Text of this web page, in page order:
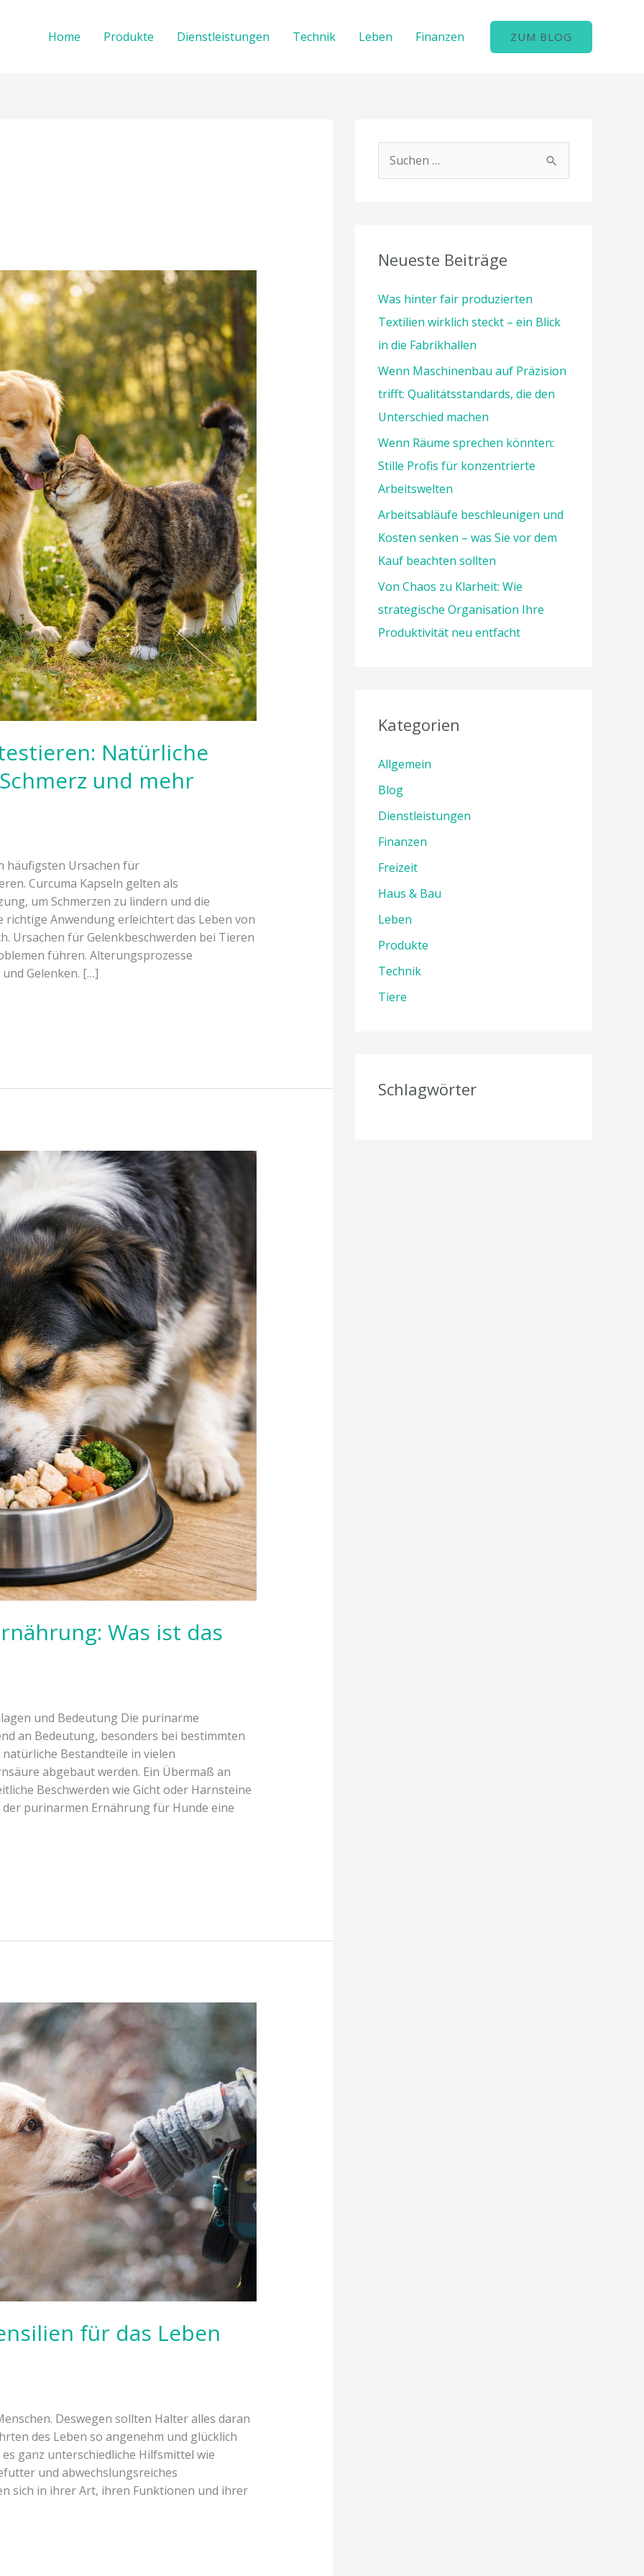
Home Produkte Dienstleistungen Technik Leben Finanzen ZUM BLOG
Natürliche
und mehr
häufigsten Ursachen für
Curcuma Kapseln gelten als
um Schmerzen zu lindern und die
Anwendung erleichtert das Leben von
Ursachen für Gelenkbeschwerden bei Tieren
führen. Alterungsprozesse
Gelenken. […]
Was ist das
und Bedeutung Die purinarme
an Bedeutung, besonders bei bestimmten
Bestandteile in vielen
abgebaut werden. Ein Übermaß an
Beschwerden wie Gicht oder Harnsteine
purinarmen Ernährung für Hunde eine
für das Leben
Deswegen sollten Halter alles daran
des Leben so angenehm und glücklich
ganz unterschiedliche Hilfsmittel wie
und abwechslungsreiches
sich in ihrer Art, ihren Funktionen und ihrer
e
n
a
c
h
:
Neueste Beiträge
Was hinter fair produzierten
Textilien wirklich steckt – ein Blick
in die Fabrikhallen
Wenn Maschinenbau auf Präzision
trifft: Qualitätsstandards, die den
Unterschied machen
Wenn Räume sprechen könnten:
Stille Profis für konzentrierte
Arbeitswelten
Arbeitsabläufe beschleunigen und
Kosten senken – was Sie vor dem
Kauf beachten sollten
Von Chaos zu Klarheit: Wie
strategische Organisation Ihre
Produktivität neu entfacht
Kategorien
Allgemein
Blog
Dienstleistungen
Finanzen
Freizeit
Haus & Bau
Leben
Produkte
Technik
Tiere
Schlagwörter